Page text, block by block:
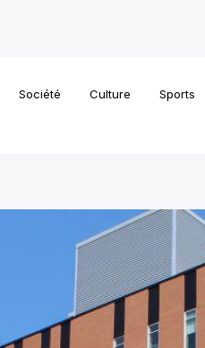
Société Culture Sports